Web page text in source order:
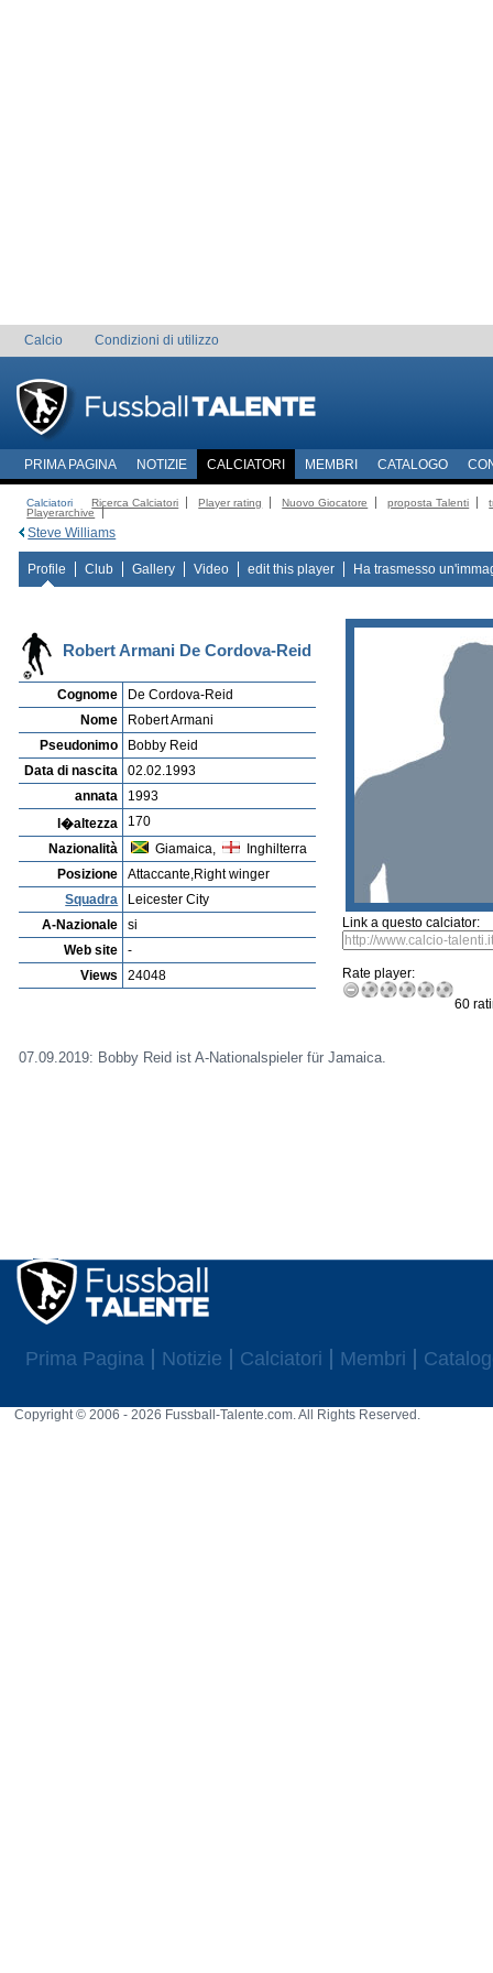
Calcio Condizioni di utilizzo
PRIMA PAGINA NOTIZIE CALCIATORI MEMBRI CATALOGO
Calciatori Ricerca Calciatori Player rating Nuovo Giocatore proposta Talenti
Playerarchive
Steve Williams
Profile Club Gallery Video edit this player Ha trasmesso
Robert Armani De Cordova-Reid
Cognome
De Cordova-Reid
Nome
Robert Armani
Pseudonimo
Bobby Reid
Data di nascita
02.02.1993
annata
1993
l�altezza
170
Nazionalità
Giamaica,
Inghilterra
Posizione
Attaccante,Right winger
Squadra
Leicester City
A-Nazionale
si
Web site
-
Views
24048
Link a questo calciator:
Rate player:
60
07.09.2019: Bobby Reid ist A-Nationalspieler für Jamaica.
Prima Pagina Notizie Calciatori Membri
Copyright © 2006 - 2026 Fussball-Talente.com. All Rights Reserved.